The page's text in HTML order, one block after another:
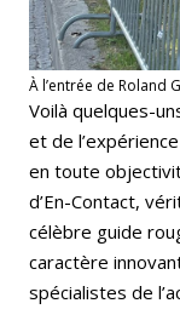
À l’entrée de Roland
Voilà quelques-
et de
en toute
d’En-Contact,
célèbre guide
caractère
spécialistes de